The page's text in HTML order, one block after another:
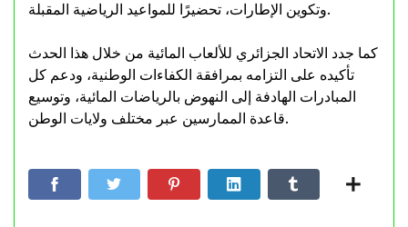
وتكوين الإطارات، تحضيرًا للمواعيد الرياضية المقبلة.
كما جدد الاتحاد الجزائري للألعاب المائية من خلال هذا الحدث
تأكيده على التزامه بمرافقة الكفاءات الوطنية، ودعم كل
المبادرات الهادفة إلى النهوض بالرياضات المائية، وتوسيع
قاعدة الممارسين عبر مختلف ولايات الوطن.